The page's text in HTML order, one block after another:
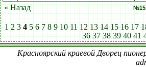
« Назад
1 2 3 4 5 6 7 8 9 10 11 12 13 14 15 16 17
36 37 38 39 40 41
Красноярский краевой Дворец